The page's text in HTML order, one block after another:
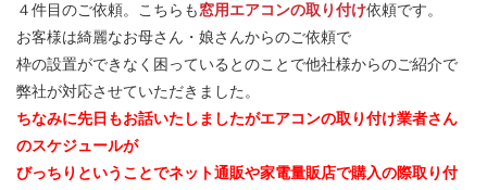
４件目のご依頼。こちらも窓用エアコンの取り付け依頼です。
お客様は綺麗なお母さん・娘さんからのご依頼で
枠の設置ができなく困っているとのことで他社様からのご紹介で
弊社が対応させていただきました。
ちなみに先日もお話いたしましたがエアコンの取り付け業者さん
のスケジュールが
びっちりということでネット通販や家電量販店で購入の際取り付